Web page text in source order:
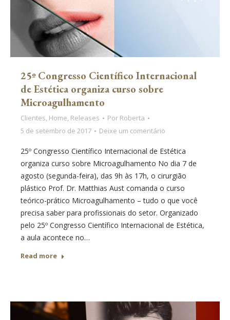
25º Congresso Científico Internacional
de Estética organiza curso sobre
Microagulhamento
Clientes, Home, Releases Por Roberta
5 de setembro de 2017
Deixe um comentário
25º Congresso Científico Internacional de Estética
organiza curso sobre Microagulhamento No dia 7 de
agosto (segunda-feira), das 9h às 17h, o cirurgião
plástico Prof. Dr. Matthias Aust comanda o curso
teórico-prático Microagulhamento – tudo o que você
precisa saber para profissionais do setor. Organizado
pelo 25º Congresso Científico Internacional de Estética,
a aula acontece no…
Read more